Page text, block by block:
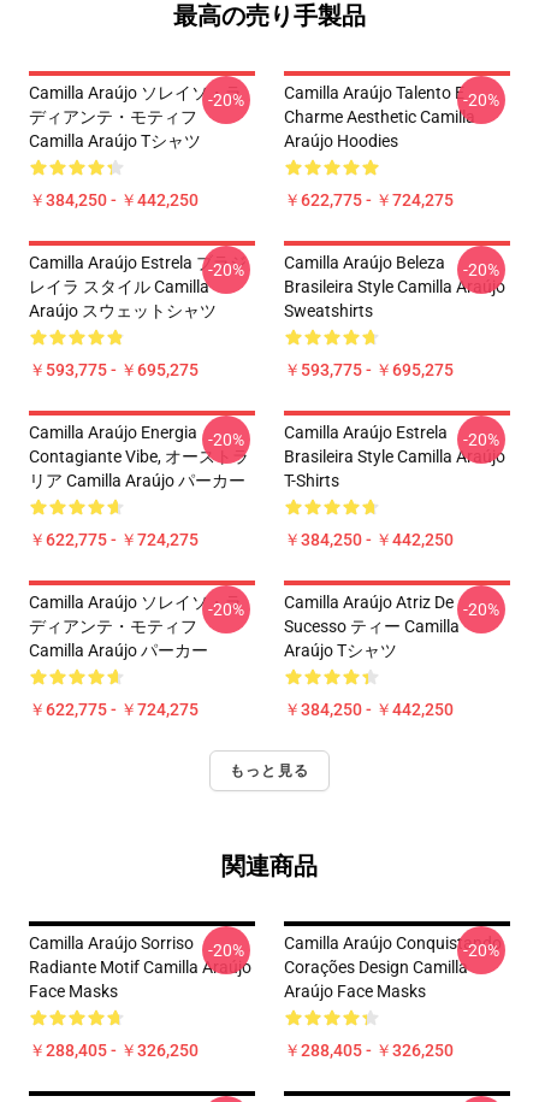
最高の売り手製品
Camilla Araújo ソレイソ・ラ
ディアンテ・モティフ
Camilla Araújo Tシャツ
￥384,250 - ￥442,250
-20%
Camilla Araújo Talento E
Charme Aesthetic Camilla
Araújo Hoodies
￥622,775 - ￥724,275
-20%
Camilla Araújo Estrela ブラジ
レイラ スタイル Camilla
Araújo スウェットシャツ
￥593,775 - ￥695,275
-20%
Camilla Araújo Beleza
Brasileira Style Camilla Araújo
Sweatshirts
￥593,775 - ￥695,275
-20%
Camilla Araújo Energia
Contagiante Vibe, オーストラ
リア Camilla Araújo パーカー
￥622,775 - ￥724,275
-20%
Camilla Araújo Estrela
Brasileira Style Camilla Araújo
T-Shirts
￥384,250 - ￥442,250
-20%
Camilla Araújo ソレイソ・ラ
ディアンテ・モティフ
Camilla Araújo パーカー
￥622,775 - ￥724,275
-20%
Camilla Araújo Atriz De
Sucesso ティー Camilla
Araújo Tシャツ
￥384,250 - ￥442,250
-20%
もっと見る
関連商品
Camilla Araújo Sorriso
Radiante Motif Camilla Araújo
Face Masks
￥288,405 - ￥326,250
-20%
Camilla Araújo Conquistando
Corações Design Camilla
Araújo Face Masks
￥288,405 - ￥326,250
-20%